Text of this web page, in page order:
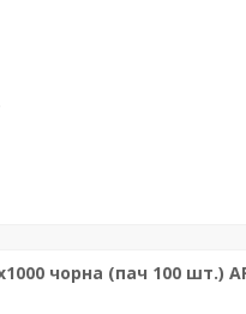
чорна (пач 100 шт.)